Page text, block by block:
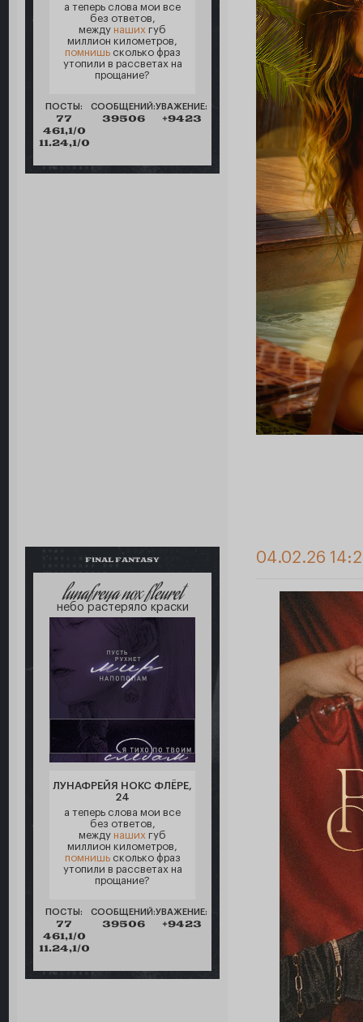
а теперь слова мои все
без ответов,
между наших губ
миллион километров,
помнишьсколько фраз
утопили в рассветах на
прощание?
ПОСТЫ:
77
461,1/0
11.24,1/0
СООБЩЕНИЙ:
39506
УВАЖЕНИЕ:
+9423
FINAL FANTASY
lunafreya nox fleuret
небо растеряло краски
ЛУНАФРЕЙЯ НОКС ФЛЁРЕ,
24
а теперь слова мои все
без ответов,
между наших губ
миллион километров,
помнишьсколько фраз
утопили в рассветах на
прощание?
ПОСТЫ:
77
461,1/0
11.24,1/0
СООБЩЕНИЙ:
39506
УВАЖЕНИЕ:
+9423
04.02.26